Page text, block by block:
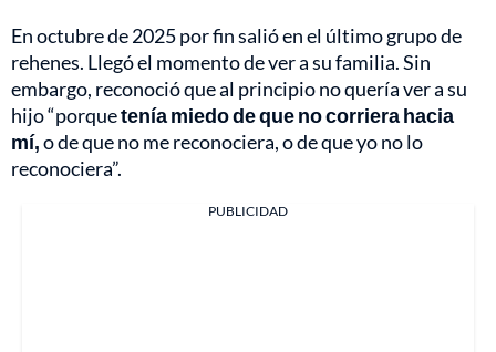
En octubre de 2025 por fin salió en el último grupo de
rehenes. Llegó el momento de ver a su familia. Sin
embargo, reconoció que al principio no quería ver a su
hijo “porquetenía miedo de que no corriera hacia
mí,o de que no me reconociera, o de que yo no lo
reconociera”.
PUBLICIDAD